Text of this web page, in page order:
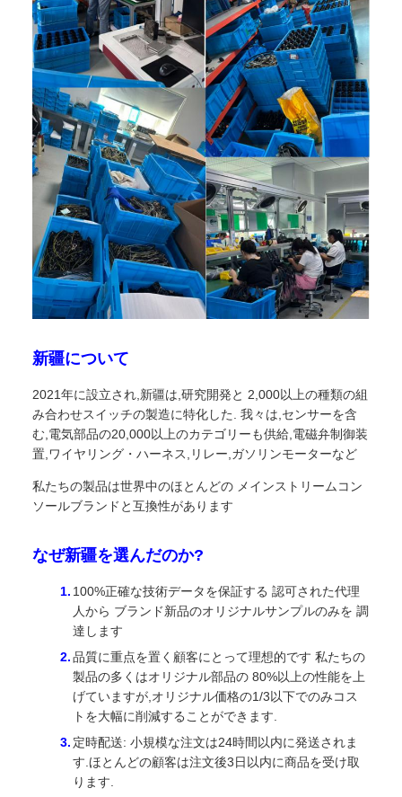
新疆について
2021年に設立され,新疆は,研究開発と 2,000以上の種類の組
み合わせスイッチの製造に特化した. 我々は,センサーを含
む,電気部品の20,000以上のカテゴリーも供給,電磁弁制御装
置,ワイヤリング・ハーネス,リレー,ガソリンモーターなど
私たちの製品は世界中のほとんどの メインストリームコン
ソールブランドと互換性があります
なぜ新疆を選んだのか?
100%正確な技術データを保証する 認可された代理
人から ブランド新品のオリジナルサンプルのみを 調
達します
品質に重点を置く顧客にとって理想的です 私たちの
製品の多くはオリジナル部品の 80%以上の性能を上
げていますが,オリジナル価格の1/3以下でのみコス
トを大幅に削減することができます.
定時配送: 小規模な注文は24時間以内に発送されま
す.ほとんどの顧客は注文後3日以内に商品を受け取
ります.